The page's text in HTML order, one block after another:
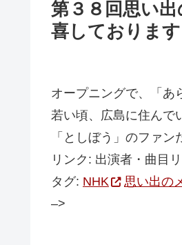
第３８回思い
喜しております
オープニングで、「あ
若い頃、広島に住んで
「としぼう」のファ
リンク: 出演者・曲目
タグ: NHK 思い出の
–>